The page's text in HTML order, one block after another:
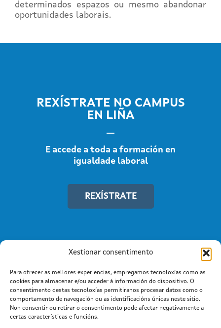
Xestionar consentimento
Para ofrecer as mellores experiencias, empregamos tecnoloxías como as
cookies para almacenar e/ou acceder á información do dispositivo. O
consentimento destas tecnoloxías permitiranos procesar datos como o
comportamento de navegación ou as identificacións únicas neste sitio.
Non consentir ou retirar o consentimento pode afectar negativamente a
certas características e funcións.
determinados espazos ou mesmo abandonar
oportunidades laborais.
REXÍSTRATE NO CAMPUS
EN LIÑA
E accede a toda a formación en
igualdade laboral
REXÍSTRATE
Información mantida e publicada na Internet pola Xunta de
Galicia